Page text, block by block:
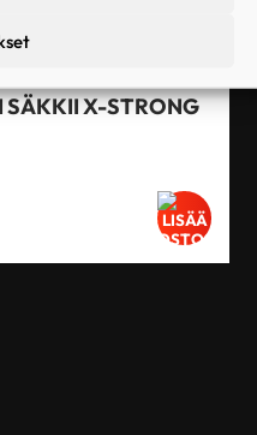
SÄKKII X-STRONG